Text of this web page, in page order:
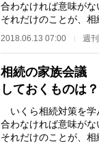
合わなければ意味が
それだけのことが、相
の他の親族、さまざ…
2018.06.13 07:00 週
相続の家族会議
しておくものは？
いくら相続対策を学
合わなければ意味が
それだけのことが、相